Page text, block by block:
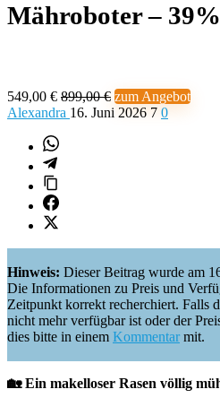
Mähroboter –
549,00 € 899,00 € zum Angebot
Alexandra 16. Juni 2026 7 0
Hinweis: Dieser Beitrag wurde am
Die Informationen zu Preis und
Zeitpunkt korrekt recherchiert. Falls
nicht mehr verfügbar ist oder der
dies bitte in einem Kommentarmit.
🏡 Ein makelloser Rasen völlig